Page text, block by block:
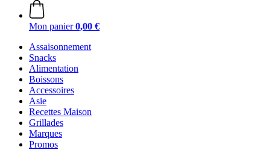
Mon panier 0,00 €
Assaisonnement
Snacks
Alimentation
Boissons
Accessoires
Asie
Recettes Maison
Grillades
Marques
Promos